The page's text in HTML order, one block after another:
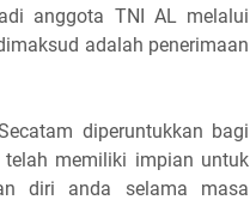
anggota TNI AL melalui
adalah penerimaan
diperuntukkan bagi
memiliki impian untuk
diri anda selama masa